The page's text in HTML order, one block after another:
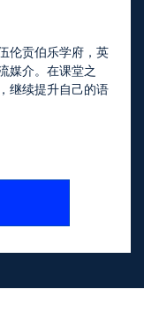
伦贡伯乐学府，英
媒介。在课堂之
继续提升自己的语